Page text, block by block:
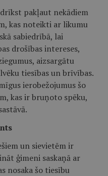
pakļaut nekādiem
kas noteikti ar likumu
sabiedrībā, lai
drošības intereses,
aizsargātu
tiesības un brīvības.
ierobežojumus šo
kas ir bruņoto spēku,
un sievietēm ir
ģimeni saskaņā ar
nosaka šo tiesību